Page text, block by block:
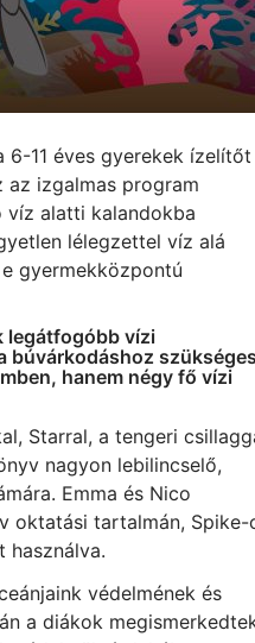
6-11 éves gyerekek ízelítőt
izgalmas program
víz alatti kalandokba
lélegzettel víz alá
gyermekközpontú
legátfogóbb vízi
búvárkodáshoz szükséges
hanem négy fő vízi
Starral, a tengeri
nagyon lebilincselő,
Emma és Nico
oktatási tartalmán, Spike-
használva.
védelmének és
a diákok